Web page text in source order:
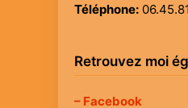
Téléphone:
Retrouvez moi
– Facebook